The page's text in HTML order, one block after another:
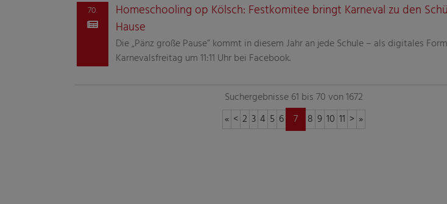
70.
Homeschooling op Kölsch: Festkomitee bringt Karneval zu den
Hause
Die „Pänz große Pause” kommt in diesem Jahr an jede Schule – als digitales
Karnevalsfreitag um 11:11 Uhr bei Facebook.
Suchergebnisse 61 bis 70 von 1672
« < 2 3 4 5 6 7 8 9 10 11 > »